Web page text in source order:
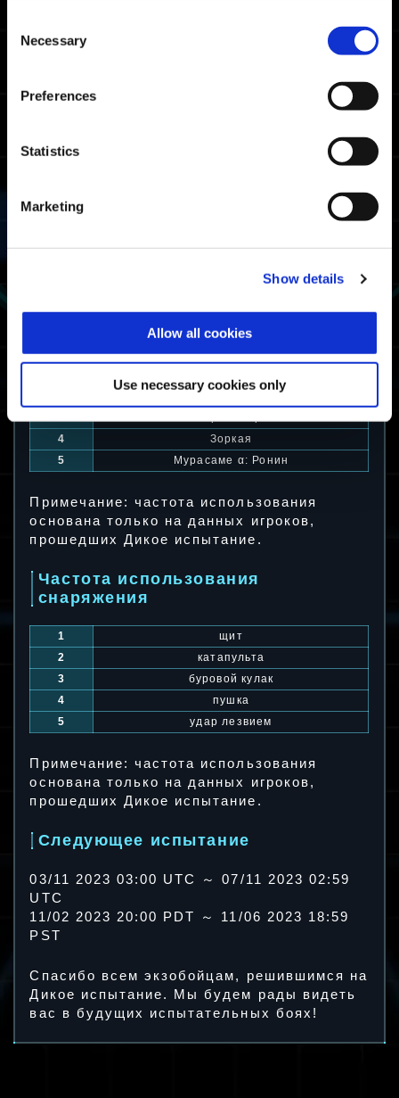
Selection
Necessary
Preferences
Statistics
Marketing
Show details
Allow all cookies
Use necessary cookies only
05:13.55
PlayStation5/
04:21.13
Steam 03:46.72
Время достижения рейтинга бойца
07:08.54
06:14.96
05:40.76
Частота использования
экзоскелета
4
Зоркая
5
Мурасаме α: Ронин
Примечание: частота использования
основана только на данных игроков,
прошедших Дикое испытание.
Частота использования
снаряжения
1
щит
2
катапульта
3
буровой кулак
4
пушка
5
удар лезвием
Примечание: частота использования
основана только на данных игроков,
прошедших Дикое испытание.
Следующее испытание
03/11 2023 03:00 UTC ～ 07/11 2023 02:59
UTC
11/02 2023 20:00 PDT ～ 11/06 2023 18:59
PST
Спасибо всем экзобойцам, решившимся на
Дикое испытание. Мы будем рады видеть
вас в будущих испытательных боях!